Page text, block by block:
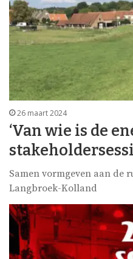
26 maart 2024
‘Van wie is de
Samen vormgeven aan de
Langbroek-Kolland